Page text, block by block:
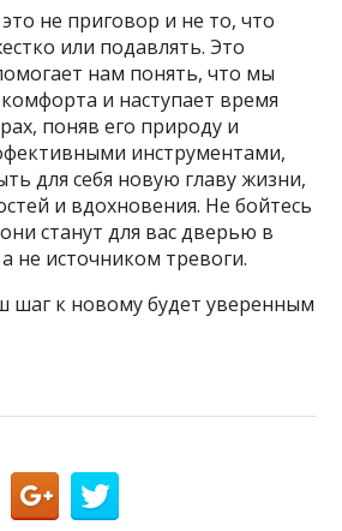
не приговор и не то, что
или подавлять. Это
нам понять, что мы
и наступает время
поняв его природу и
инструментами,
для себя новую главу жизни,
и вдохновения. Не бойтесь
станут для вас дверью в
не источником тревоги.
шаг к новому будет уверенным